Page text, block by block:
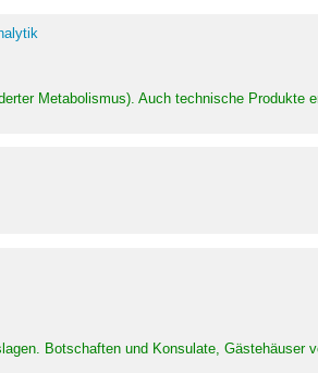
Metabolismus). Auch technische Produkte
Botschaften und Konsulate, Gästehäuser